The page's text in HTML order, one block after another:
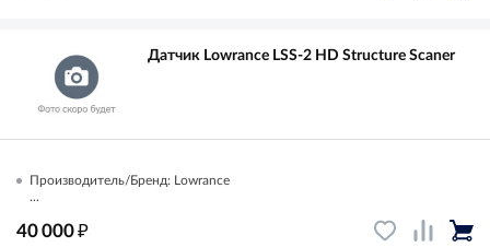
Датчик Lowrance LSS-2 HD Structure Scaner
Производитель/Бренд: Lowrance
...
40 000₽